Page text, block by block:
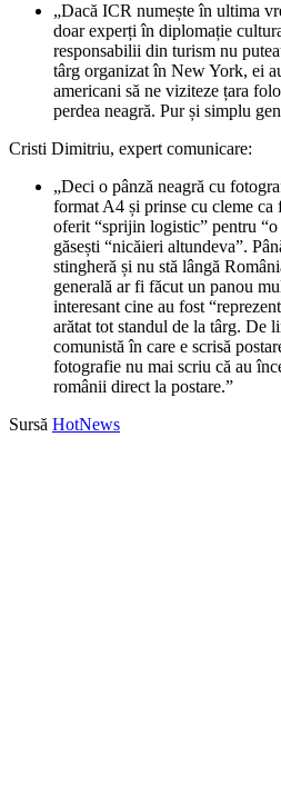
„Dacă ICR numește în ultima
doar experți în diplomație
responsabilii din turism nu
târg organizat în New York, ei
americani să ne viziteze țara
perdea neagră. Pur și simplu
Cristi Dimitriu, expert comunicare:
„Deci o pânză neagră cu
format A4 și prinse cu cleme ca
oferit “sprijin logistic” pentru “o
găsești “nicăieri altundeva”.
stingheră și nu stă lângă
generală ar fi făcut un panou
interesant cine au fost
arătat tot standul de la târg. De
comunistă în care e scrisă
fotografie nu mai scriu că au
românii direct la postare.”
Sursă HotNews